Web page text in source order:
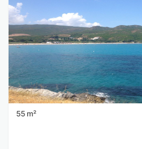
55 m²